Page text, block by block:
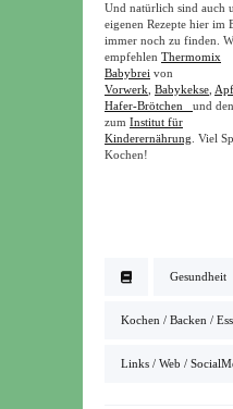
Und natürlich sind auch
eigenen Rezepte hier im
immer noch zu finden.
empfehlen Thermomix
Babybrei von
Vorwerk Babykekse
Hafer-Brötchen und
zum Institut für
Kinderernährung . Viel
Kochen!
Gesundheit
Kochen / Backen /
Links / Web /